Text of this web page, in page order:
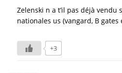
Zelenski n a t’il pas déjà vendu
nationales us (vangard, B gates
+3